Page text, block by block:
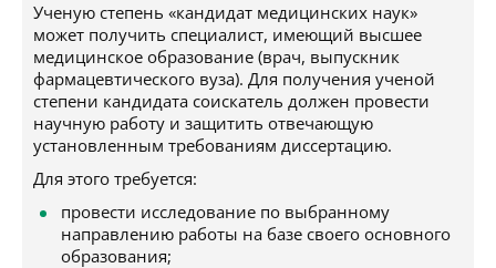
Ученую степень «кандидат медицинских наук»
может получить специалист, имеющий высшее
медицинское образование (врач, выпускник
фармацевтического вуза). Для получения ученой
степени кандидата соискатель должен провести
научную работу и защитить отвечающую
установленным требованиям диссертацию.
Для этого требуется:
провести исследование по выбранному
направлению работы на базе своего основного
образования;